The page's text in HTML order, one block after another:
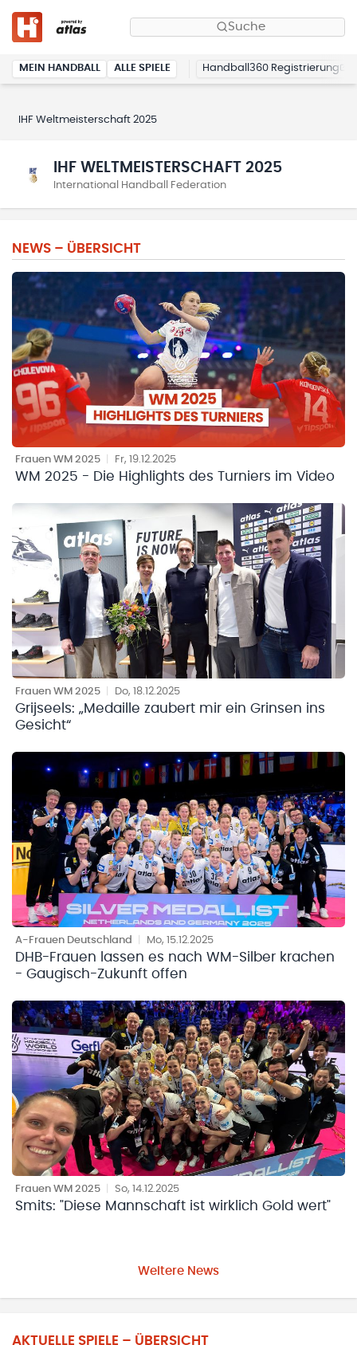
Suche
MEIN HANDBALL ALLE SPIELE Handball360 Registrierung
IHF Weltmeisterschaft 2025
IHF WELTMEISTERSCHAFT 2025
International Handball Federation
NEWS – ÜBERSICHT
Frauen WM 2025 Fr, 19.12.2025
WM 2025 - Die Highlights des Turniers im Video
Frauen WM 2025 Do, 18.12.2025
Grijseels: „Medaille zaubert mir ein Grinsen ins
Gesicht“
A-Frauen Deutschland Mo, 15.12.2025
DHB-Frauen lassen es nach WM-Silber krachen
- Gaugisch-Zukunft offen
Frauen WM 2025 So, 14.12.2025
Smits: "Diese Mannschaft ist wirklich Gold wert"
Weitere News
AKTUELLE SPIELE – ÜBERSICHT